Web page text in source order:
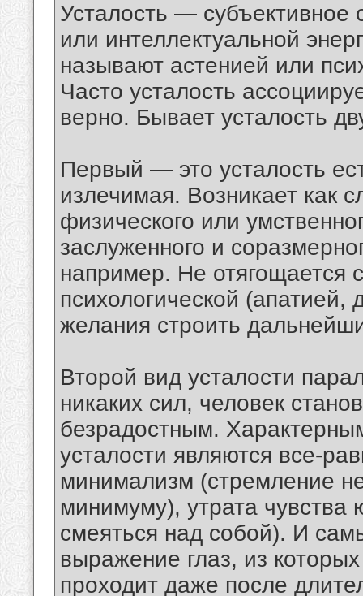
Усталость —
или интеллектуальной
называют астенией или
Часто усталость
верно. Бывает усталость
Первый — это усталость
излечимая. Возникает как
физического или
заслуженного и
например. Не отягощается
психологической
желания строить
Второй вид усталости
никаких сил, человек
безрадостным.
усталости являются все-
минимализм (стремление
минимуму), утрата чувства
смеяться над собой). И
выражение глаз, из
проходит даже после